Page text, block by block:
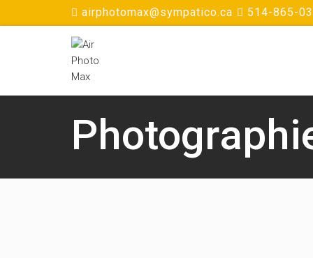
airphotomax@sympatico.ca 514-865-